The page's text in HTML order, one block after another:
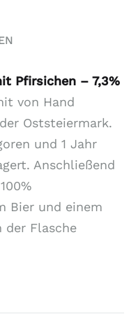
Pfirsichen – 7,3%
von Hand
Oststeiermark.
und 1 Jahr
Anschließend
Bier und einem
der Flasche